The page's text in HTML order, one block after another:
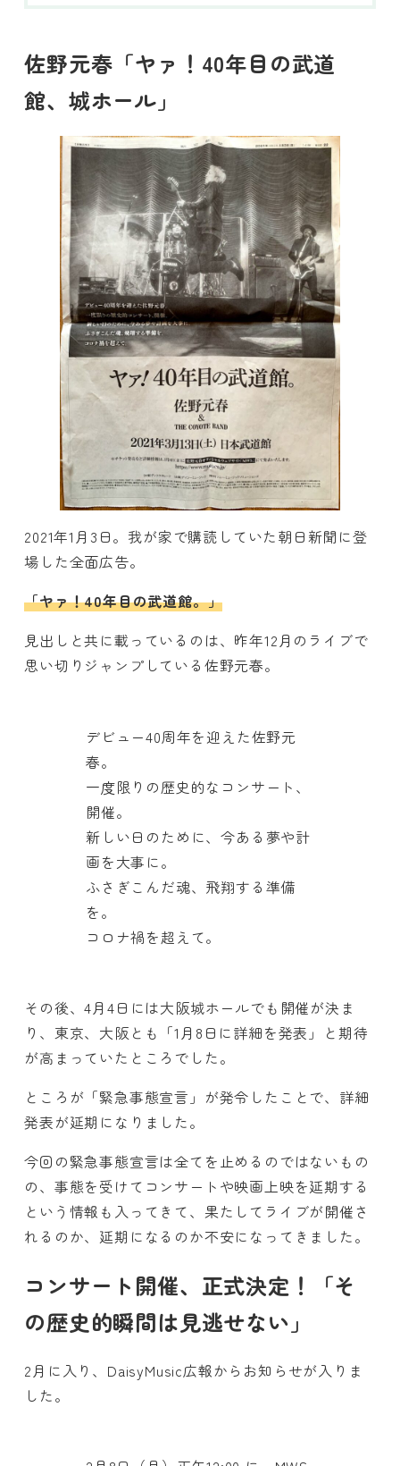
佐野元春「ヤァ！40年目の武道
館、城ホール」
2021年1月3日。我が家で購読していた朝日新聞に登
場した全面広告。
「ヤァ！40年目の武道館。」
見出しと共に載っているのは、昨年12月のライブで
思い切りジャンプしている佐野元春。
デビュー40周年を迎えた佐野元
春。
一度限りの歴史的なコンサート、
開催。
新しい日のために、今ある夢や計
画を大事に。
ふさぎこんだ魂、飛翔する準備
を。
コロナ禍を超えて。
その後、4月4日には大阪城ホールでも開催が決ま
り、東京、大阪とも「1月8日に詳細を発表」と期待
が高まっていたところでした。
ところが「緊急事態宣言」が発令したことで、詳細
発表が延期になりました。
今回の緊急事態宣言は全てを止めるのではないもの
の、事態を受けてコンサートや映画上映を延期する
という情報も入ってきて、果たしてライブが開催さ
れるのか、延期になるのか不安になってきました。
コンサート開催、正式決定！「そ
の歴史的瞬間は見逃せない」
2月に入り、DaisyMusic広報からお知らせが入りま
した。